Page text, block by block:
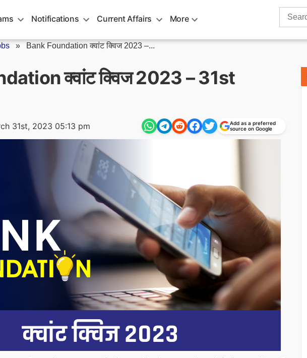
Notifications Current Affairs More
Search
» Bank Foundation क्वांट क्विज 2023 –...
क्वांट क्विज 2023 – 31st
31st, 2023 05:13 pm
Add as a preferred
source on Google